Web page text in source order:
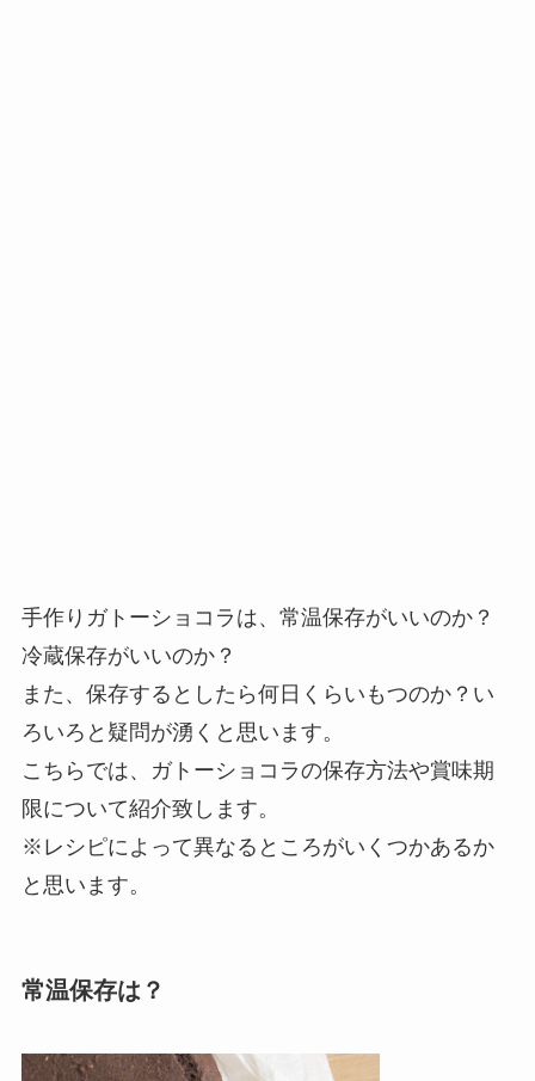
手作りガトーショコラは、常温保存がいいのか？
冷蔵保存がいいのか？
また、保存するとしたら何日くらいもつのか？い
ろいろと疑問が湧くと思います。
こちらでは、ガトーショコラの保存方法や賞味期
限について紹介致します。
※レシピによって異なるところがいくつかあるか
と思います。
常温保存は？